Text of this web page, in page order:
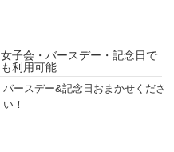
女子会・バースデー・記念日で
も利用可能
バースデー&記念日おまかせくださ
い！